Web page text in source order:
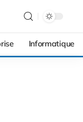
Informatique